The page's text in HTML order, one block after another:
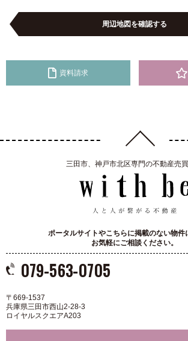
周辺地図を確認する
資料請求
三田市、神戸市北区専門の不動産売
ポータルサイトやこちらに掲載のない物件
お気軽にご相談ください。
079-563-0705
〒669-1537
兵庫県三田市西山2-28-3
ロイヤルスクエアA203